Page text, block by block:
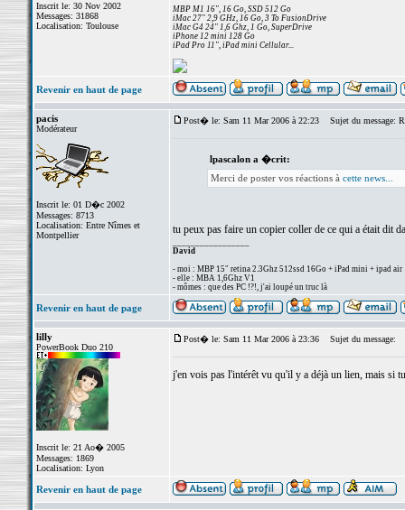
Inscrit le: 30 Nov 2002
Messages: 31868
Localisation: Toulouse
MBP M1 16", 16 Go, SSD 512 Go
iMac 27" 2,9 GHz, 16 Go, 3 To FusionDrive
iMac G4 24" 1,6 Ghz, 1 Go, SuperDrive
iPhone 12 mini 128 Go
iPad Pro 11", iPad mini Cellular...
Revenir en haut de page
pacis
Modérateur
Inscrit le: 01 D�c 2002
Messages: 8713
Localisation: Entre Nîmes et
Montpellier
Post� le: Sam 11 Mar 2006 à 22:23 Sujet du message:
lpascalon a �crit:
Merci de poster vos réactions à cette news...
tu peux pas faire un copier coller de ce qui a était dit
David
- moi : MBP 15" retina 2.3Ghz 512ssd 16Go + iPad mini + ipad air
- elle : MBA 1,6Ghz V1
- mômes : que des PC !?!, j'ai loupé un truc là
Revenir en haut de page
lilly
PowerBook Duo 210
Inscrit le: 21 Ao� 2005
Messages: 1869
Localisation: Lyon
Post� le: Sam 11 Mar 2006 à 23:36 Sujet du message:
j'en vois pas l'intérêt vu qu'il y a déjà un lien, mais si
Revenir en haut de page